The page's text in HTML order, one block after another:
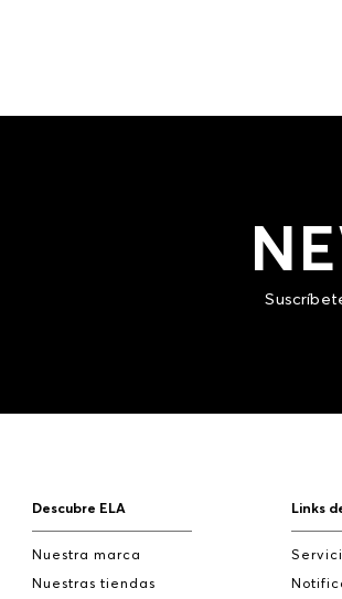
Descubre ELA
Nuestra marca
Nuestras tiendas
Links